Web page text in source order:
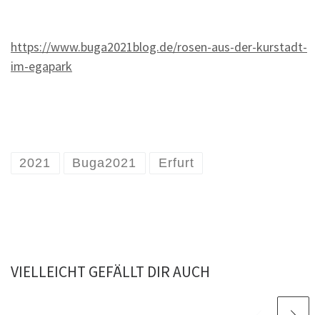
https://www.buga2021blog.de/rosen-aus-der-kurstadt-
im-egapark
2021 Buga2021 Erfurt
VIELLEICHT GEFÄLLT DIR AUCH